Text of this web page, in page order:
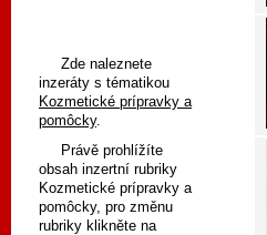
Zde naleznete
inzeráty s tématikou
Kozmetické prípravky a
pomôcky.
Právě prohlížíte
obsah inzertní rubriky
Kozmetické prípravky a
pomôcky, pro změnu
rubriky klikněte na